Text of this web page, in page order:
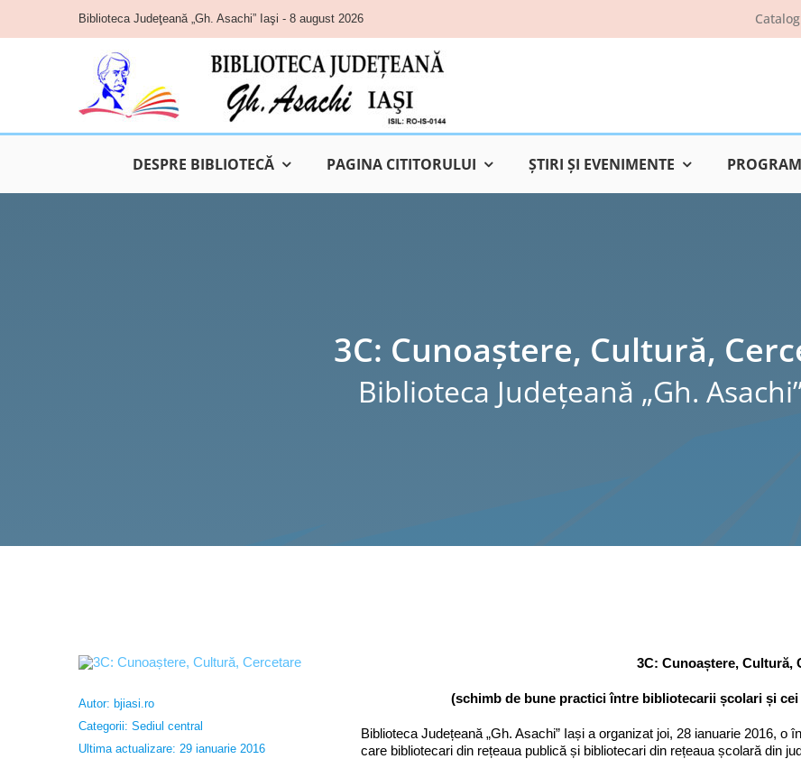
content
Biblioteca Judeţeană „Gh. Asachi” Iaşi - 8 august 2026
DESPRE BIBLIOTECĂ PAGINA CITITORULUI ŞTIRI ŞI EVENIMENTE
3C: Cunoaștere, Cultură,
Biblioteca Judeţeană „Gh.
Autor: bjiasi.ro
Categorii: Sediul central
Ultima actualizare: 29 ianuarie 2016
3C: Cunoaștere, Cultură,
(schimb de bune practici între bibliotecarii școlari și
Biblioteca Județeană „Gh. Asachi” Iași a organizat joi, 28 ianuarie 2016,
care bibliotecari din rețeaua publică și bibliotecari din rețeaua școlară din